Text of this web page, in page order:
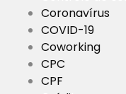
Coronavírus
COVID-19
Coworking
CPC
CPF